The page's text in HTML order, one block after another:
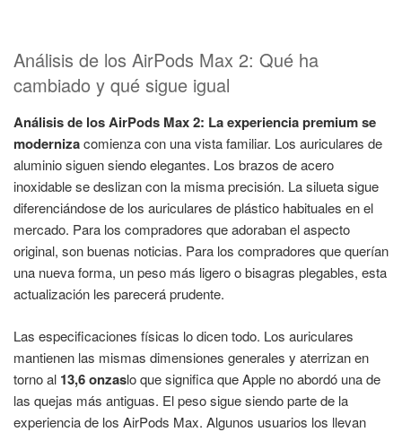
Análisis de los AirPods Max 2: Qué ha
cambiado y qué sigue igual
Análisis de los AirPods Max 2: La experiencia premium se
modernizacomienza con una vista familiar. Los auriculares de
aluminio siguen siendo elegantes. Los brazos de acero
inoxidable se deslizan con la misma precisión. La silueta sigue
diferenciándose de los auriculares de plástico habituales en el
mercado. Para los compradores que adoraban el aspecto
original, son buenas noticias. Para los compradores que querían
una nueva forma, un peso más ligero o bisagras plegables, esta
actualización les parecerá prudente.
Las especificaciones físicas lo dicen todo. Los auriculares
mantienen las mismas dimensiones generales y aterrizan en
torno al 13,6 onzaslo que significa que Apple no abordó una de
las quejas más antiguas. El peso sigue siendo parte de la
experiencia de los AirPods Max. Algunos usuarios los llevan